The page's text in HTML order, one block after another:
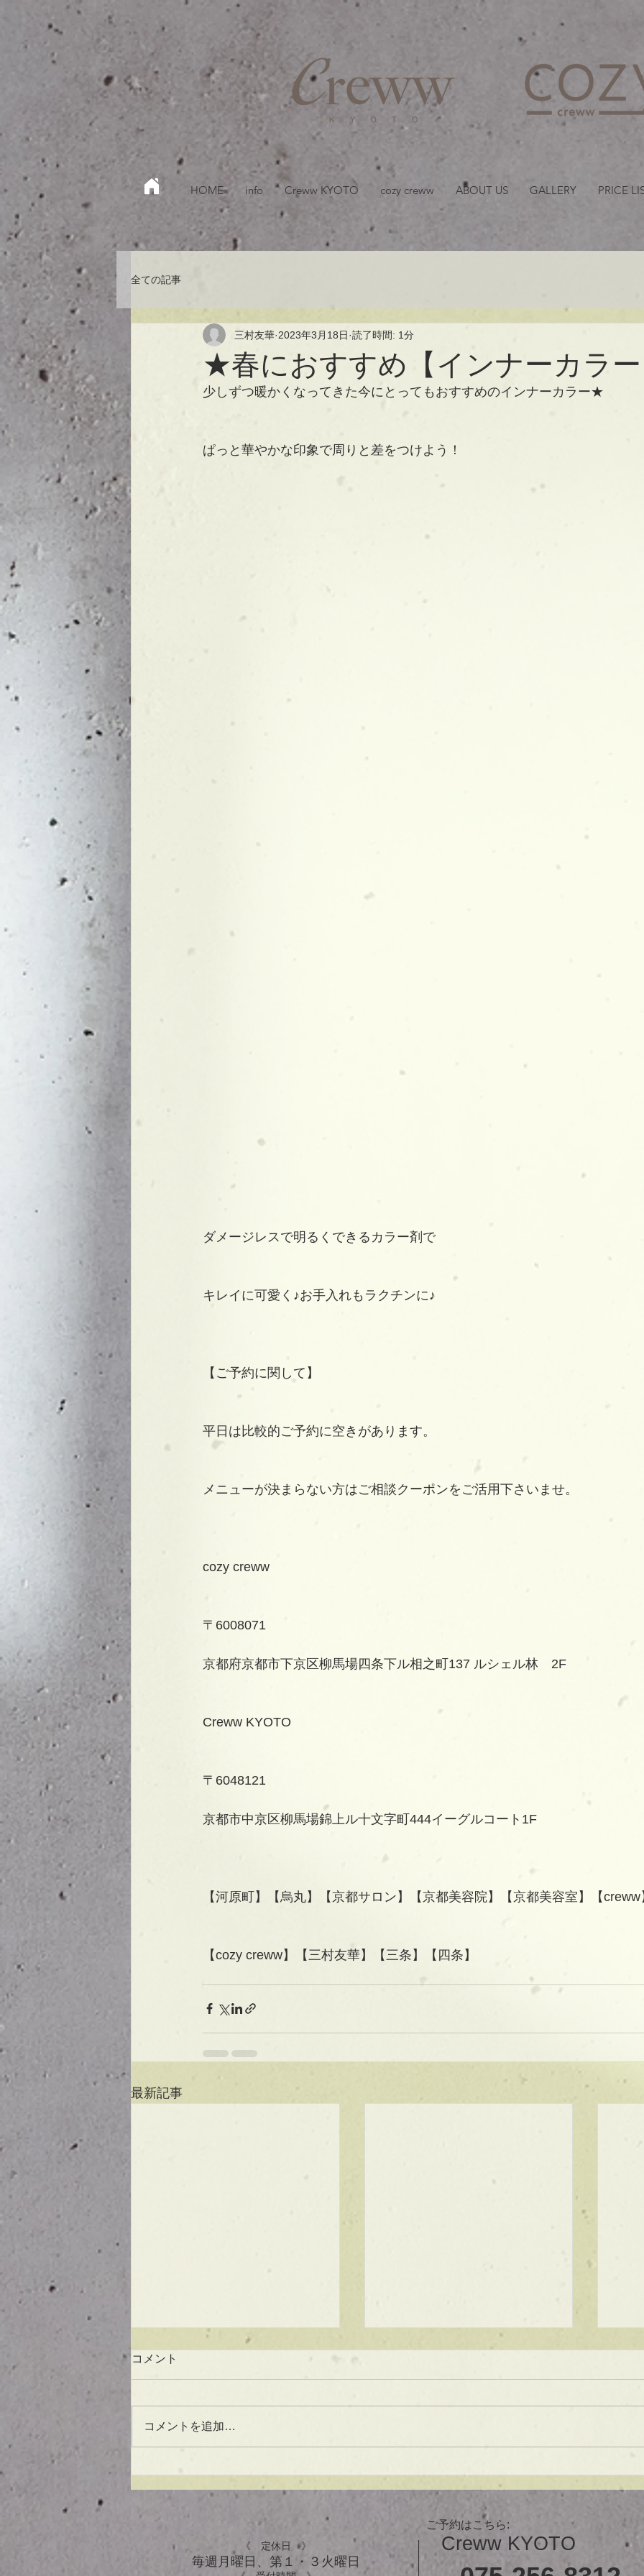
HOME info Creww KYOTO cozy creww ABOUT US GALLERY PRICE
全ての記事
★春におすすめ【インナーカラ
三村友華 2023年3月18日 読了時間: 1分
少しずつ暖かくなってきた今にとってもおすすめのインナーカラー★
ぱっと華やかな印象で周りと差をつけよう！
ダメージレスで明るくできるカラー剤で
キレイに可愛く♪お手入れもラクチンに♪
【ご予約に関して】
平日は比較的ご予約に空きがあります。
メニューが決まらない方はご相談クーポンをご活用下さいませ。
cozy creww
〒6008071
京都府京都市下京区柳馬場四条下ル相之町137 ルシェル林　2F
Creww KYOTO
〒6048121
京都市中京区柳馬場錦上ル十文字町444イーグルコート1F
【河原町】【烏丸】【京都サロン】【京都美容院】【京都美容室】【creww
【cozy creww】【三村友華】【三条】【四条】
最新記事
バスオイル★
★ラインボブ【ぱつっとボ
で貴方だけのまとまるボブを提供
い♪ 【ご予約に関して】 平日は比
較的ご予約に空きがあります。
メニューが決まらない方はご相談
クーポンをご活用下さいませ。...
ュ！
コメント
コメントを追加…
ご予約はこちら:
《 定休日 》
毎週月曜日、​第１・３火曜日
Creww KYOTO